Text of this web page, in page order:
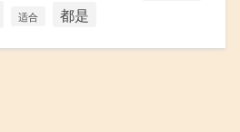
适合 都是